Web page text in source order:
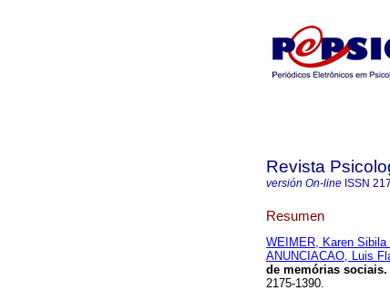
Revista
versión On-line ISSN
Resumen
WEIMER, Karen Sibila
ANUNCIACAO, Luis
de memórias sociais.
2175-1390.